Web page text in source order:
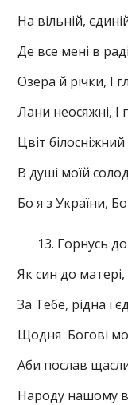
На вільній,
Де все мені в
Озера й річки, І
Лани неосяжні, І
Цвіт
В душі моїй
Бо я з України,
Горнусь
Як син до матері,
За Тебе, рідна і
Щодня Богові
Аби послав
Народу нашому